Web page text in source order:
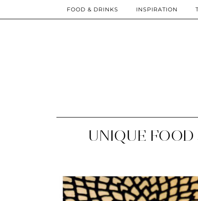
FOOD & DRINKS INSPIRATION
UNIQUE FOOD